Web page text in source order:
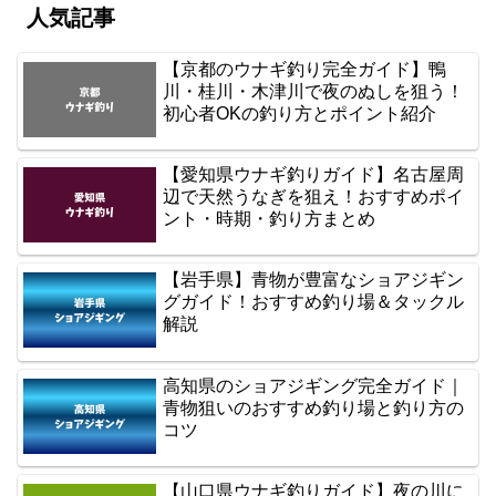
人気記事
【京都のウナギ釣り完全ガイド】鴨
川・桂川・木津川で夜のぬしを狙う！
初心者OKの釣り方とポイント紹介
【愛知県ウナギ釣りガイド】名古屋周
辺で天然うなぎを狙え！おすすめポイ
ント・時期・釣り方まとめ
【岩手県】青物が豊富なショアジギン
グガイド！おすすめ釣り場＆タックル
解説
高知県のショアジギング完全ガイド｜
青物狙いのおすすめ釣り場と釣り方の
コツ
【山口県ウナギ釣りガイド】夜の川に